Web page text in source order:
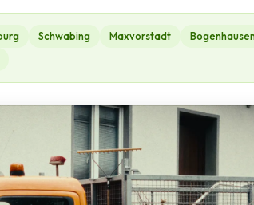
Schwabing Maxvorstadt